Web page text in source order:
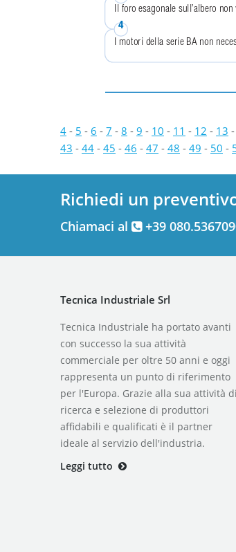
4
Il foro esagonale sull’albero
I motori della serie BA non
4 - 5 - 6 - 7 - 8 - 9 - 10 - 11 - 12 - 13 -
43 - 44 - 45 - 46 - 47 - 48 - 49 - 50 -
Richiedi un
Chiamaci al +39
Tecnica Industriale Srl
Tecnica Industriale ha portato avanti
con successo la sua attività
commerciale per oltre 50 anni e oggi
rappresenta un punto di riferimento
per l'Europa. Grazie alla sua attività di
ricerca e selezione di produttori
affidabili e qualificati è il partner
ideale al servizio dell'industria.
Leggi tutto